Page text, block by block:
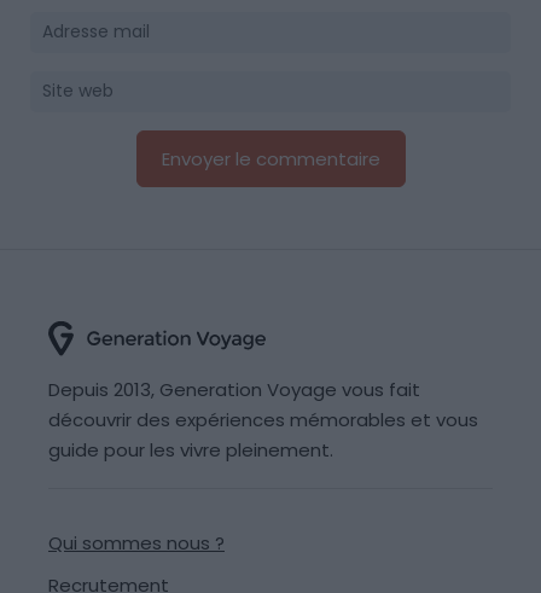
Depuis 2013, Generation Voyage vous fait
découvrir des expériences mémorables et vous
guide pour les vivre pleinement.
Qui sommes nous ?
Recrutement